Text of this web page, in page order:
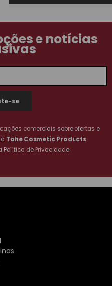
e notícias
comerciais sobre ofertas e
Tahe Cosmetic Products.
Política de Privacidade